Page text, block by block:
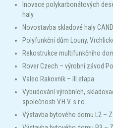
Inovace polykarbonátových
haly
Novostavba skladové haly
Polyfunkční dům Louny,
Rekostrukce multifunkčního
Rover Czech – výrobní závod
Valeo Rakovník – III.etapa
Vybudování výrobních,
společnosti V.H.V. s.r.o.
Výstavba bytového domu L2 –